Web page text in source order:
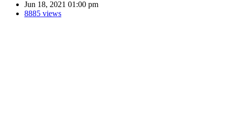
Jun 18, 2021 01:00 pm
8885 views